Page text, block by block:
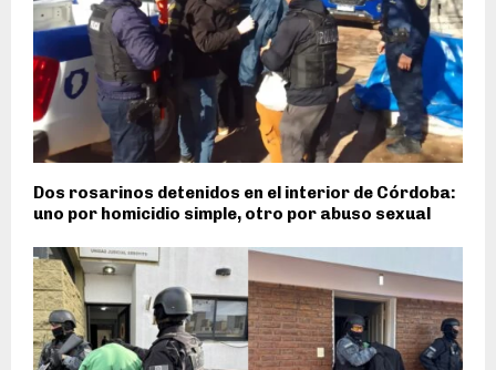
Dos rosarinos detenidos en el interior de Córdoba:
uno por homicidio simple, otro por abuso sexual